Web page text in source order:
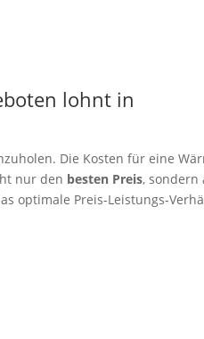
lohnt in
Die Kosten für eine
nur den besten Preis, sondern
optimale Preis-Leistungs-